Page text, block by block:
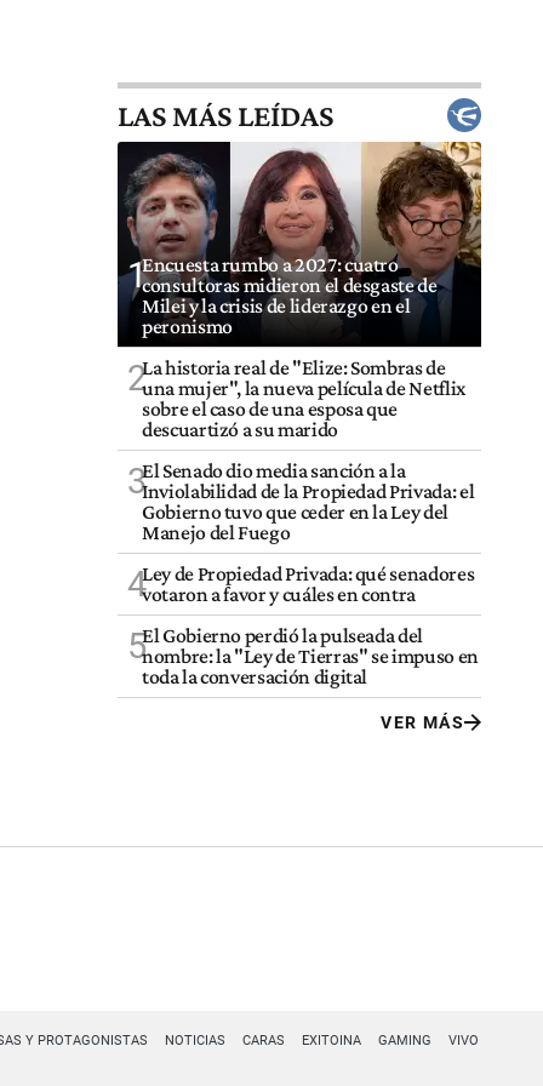
LAS MÁS LEÍDAS
1Encuesta rumbo a 2027: cuatro
consultoras midieron el desgaste de
Milei y la crisis de liderazgo en el
peronismo
2La historia real de "Elize: Sombras de
una mujer", la nueva película de Netflix
sobre el caso de una esposa que
descuartizó a su marido
3El Senado dio media sanción a la
Inviolabilidad de la Propiedad Privada: el
Gobierno tuvo que ceder en la Ley del
Manejo del Fuego
4Ley de Propiedad Privada: qué senadores
votaron a favor y cuáles en contra
5El Gobierno perdió la pulseada del
nombre: la "Ley de Tierras" se impuso en
toda la conversación digital
VER MÁS
Y PROTAGONISTAS NOTICIAS CARAS EXITOINA GAMING VIVO